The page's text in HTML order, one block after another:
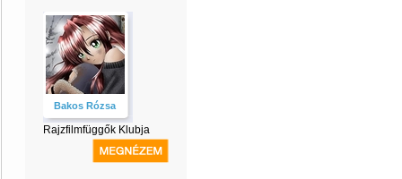
Bakos Rózsa
Rajzfilmfüggők Klubja